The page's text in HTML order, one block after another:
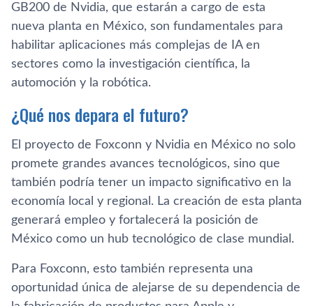
GB200 de Nvidia, que estarán a cargo de esta
nueva planta en México, son fundamentales para
habilitar aplicaciones más complejas de IA en
sectores como la investigación científica, la
automoción y la robótica.
¿Qué nos depara el futuro?
El proyecto de Foxconn y Nvidia en México no solo
promete grandes avances tecnológicos, sino que
también podría tener un impacto significativo en la
economía local y regional. La creación de esta planta
generará empleo y fortalecerá la posición de
México como un hub tecnológico de clase mundial.
Para Foxconn, esto también representa una
oportunidad única de alejarse de su dependencia de